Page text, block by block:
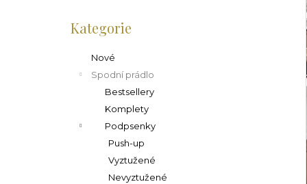
kategorie
Kategorie
Nové
Spodní prádlo
Bestsellery
Komplety
Podpsenky
Push-up
Vyztužené
Nevyztužené